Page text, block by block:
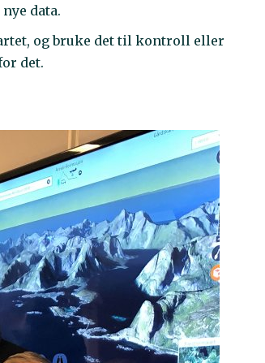
data.
og bruke det til kontroll eller
det.